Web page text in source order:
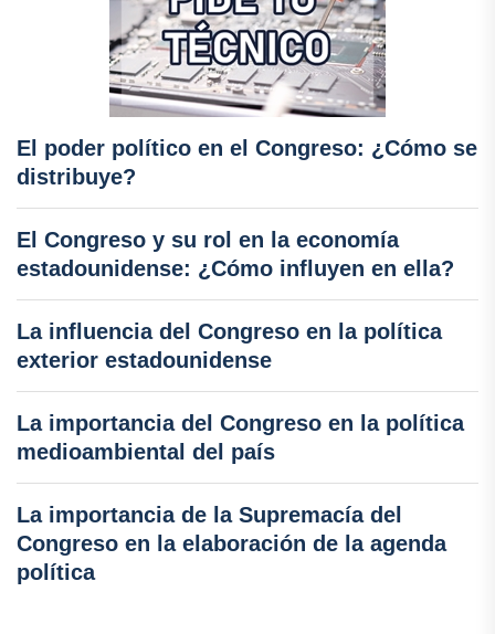
El poder político en el Congreso: ¿Cómo se
distribuye?
El Congreso y su rol en la economía
estadounidense: ¿Cómo influyen en ella?
La influencia del Congreso en la política
exterior estadounidense
La importancia del Congreso en la política
medioambiental del país
La importancia de la Supremacía del
Congreso en la elaboración de la agenda
política